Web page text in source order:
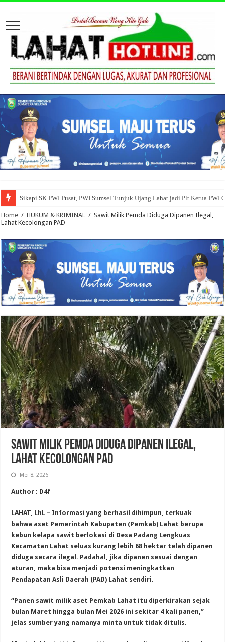
Sikapi SK PWI Pusat, PWI Sumsel Tunjuk Ujang Lahat jadi Plt Ketua PWI
Home / HUKUM & KRIMINAL / Sawit Milik Pemda Diduga Dipanen Ilegal,
Lahat Kecolongan PAD
Sawit Milik Pemda Diduga Dipanen Ilegal,
Lahat Kecolongan PAD
Mei 8, 2026
Author : D4f
LAHAT, LhL – Informasi yang berhasil dihimpun, terkuak
bahwa aset Pemerintah Kabupaten (Pemkab) Lahat berupa
kebun kelapa sawit berlokasi di Desa Padang Lengkuas
Kecamatan Lahat seluas kurang lebih 68 hektar telah dipanen
diduga secara ilegal. Padahal, jika dipanen sesuai dengan
aturan, maka bisa menjadi potensi meningkatkan
Pendapatan Asli Daerah (PAD) Lahat sendiri.
“Panen sawit milik aset Pemkab Lahat itu diperkirakan sejak
bulan Maret hingga bulan Mei 2026 ini sekitar 4 kali panen,”
jelas sumber yang namanya minta untuk tidak ditulis.